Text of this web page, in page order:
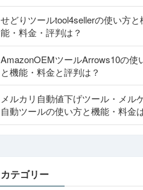
せどりツールtool4sellerの使い方と
能・料金・評判は？
AmazonOEMツールArrows10の使
と機能・料金と評判は？
メルカリ自動値下げツール・メル
自動ツールの使い方と機能・料金
カテゴリー